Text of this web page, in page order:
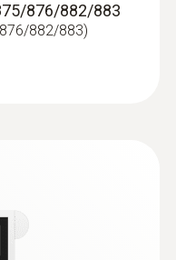
876/882/883
882/883)